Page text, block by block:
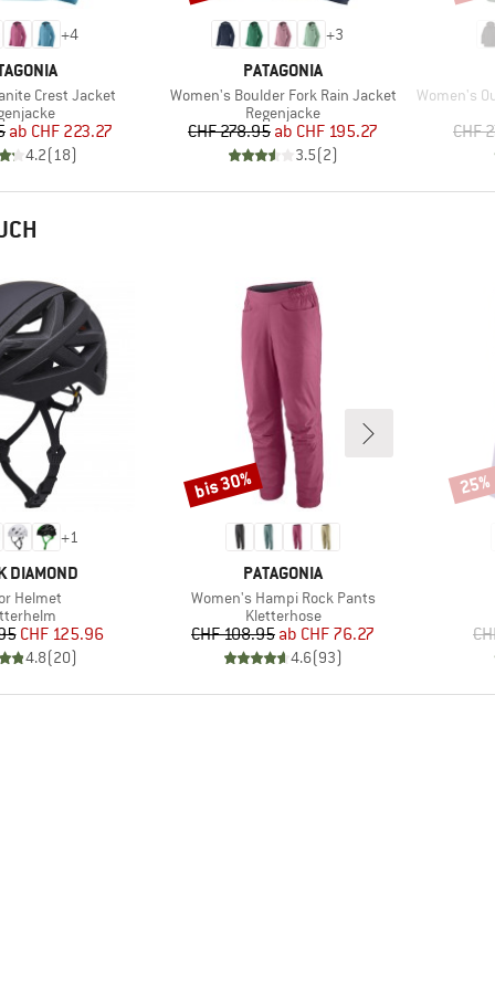
+4
Crest Jacket
Preis
reduzierter Preis
ab CHF 223.27
4.2( 18)
+3
MARKE
PATAGONIA
Artikel
Women's Boulder Fork Rain Jacket
Produktgruppe
Regenjacke
Preis
CHF 278.95 reduzierter Preis
ab CHF 195.27
3.5(2)
Artikel
Women's
CHF
+1
DIAMOND
Helmet
Preis
reduzierter Preis
CHF 125.96
4.8(20)
MARKE
PATAGONIA
Artikel
Women's Hampi Rock Pants
Produktgruppe
Kletterhose
Preis
CHF 108.95 reduzierter Preis
ab CHF 76.27
4.6(93)
Rabatt
bis 30% 25%